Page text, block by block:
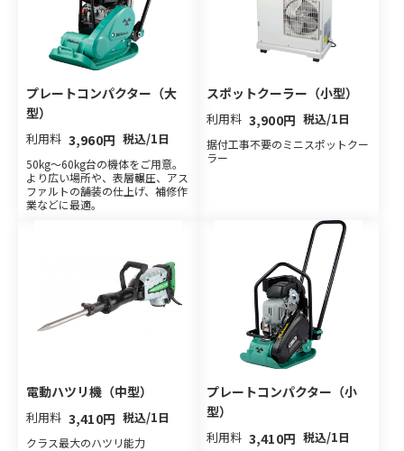
プレートコンパクター（大
型）
利用料 3,960円 税込/1日
50kg〜60kg台の機体をご用意。
より広い場所や、表層輾圧、アス
ファルトの舗装の仕上げ、補修作
業などに最適。
スポットクーラー（小型）
利用料 3,900円 税込/1日
据付工事不要のミニスポットクー
ラー
電動ハツリ機（中型）
利用料 3,410円 税込/1日
クラス最大のハツリ能力
プレートコンパクター（小
型）
利用料 3,410円 税込/1日